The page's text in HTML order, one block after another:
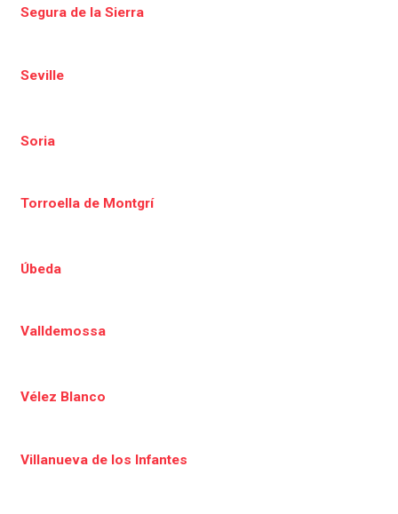
Segura de la Sierra
Seville
Soria
Torroella de Montgrí
Úbeda
Valldemossa
Vélez Blanco
Villanueva de los Infantes